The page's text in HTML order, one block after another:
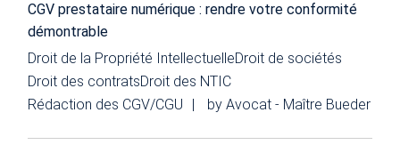
CGV prestataire numérique : rendre votre conformité
démontrable
Droit de la Propriété IntellectuelleDroit de sociétés
Droit des contratsDroit des NTIC
Rédaction des CGV/CGU
by Avocat - Maître Bueder